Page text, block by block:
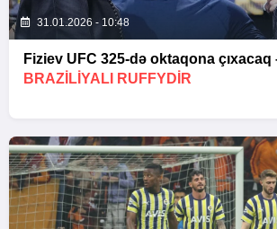
31.01.2026 - 10:48
Fiziev UFC 325-də oktaqona çıxacaq
BRAZILIYALI RUFFYDIR